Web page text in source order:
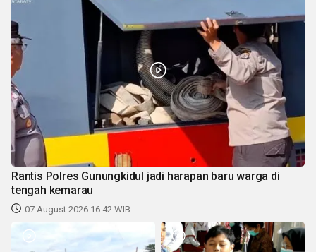
Rantis Polres Gunungkidul jadi harapan baru warga di
tengah kemarau
07 August 2026 16:42 WIB